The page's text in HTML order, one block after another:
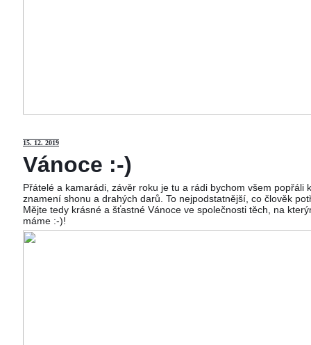
15. 12. 2019
Vánoce :-)
Přátelé a kamarádi, závěr roku je tu a rádi bychom všem
znamení shonu a drahých darů. To nejpodstatnější, co člověk
Mějte tedy krásné a šťastné Vánoce ve společnosti těch, na
máme :-)!